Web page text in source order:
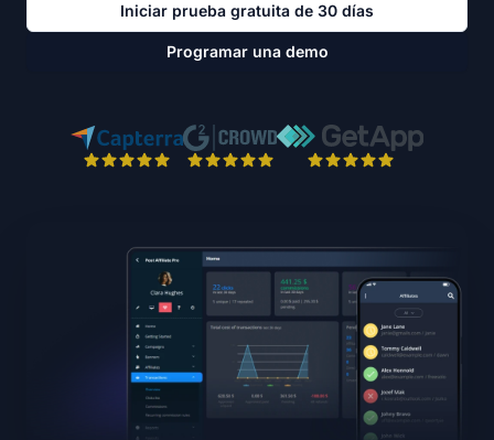
Iniciar prueba gratuita de 30 días
Programar una demo